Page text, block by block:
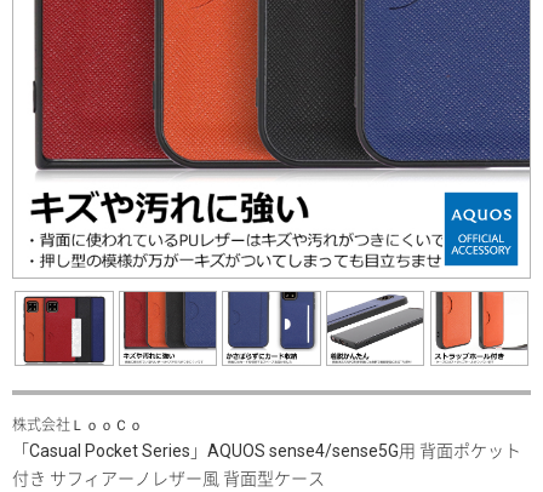
株式会社ＬｏｏＣｏ
「Casual Pocket Series」AQUOS sense4/sense5G用 背面ポケット
付き サフィアーノレザー風 背面型ケース